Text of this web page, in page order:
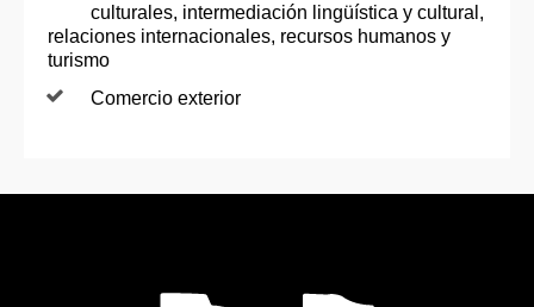
culturales, intermediación lingüística y cultural,
relaciones internacionales, recursos humanos y
turismo
Comercio exterior